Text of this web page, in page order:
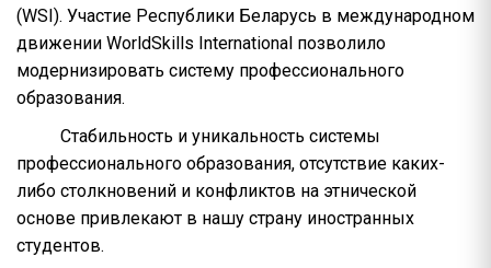
(WSI). Участие Республики Беларусь в международном
движении WorldSkills International позволило
модернизировать систему профессионального
образования.
Стабильность и уникальность системы
профессионального образования, отсутствие каких-
либо столкновений и конфликтов на этнической
основе привлекают в нашу страну иностранных
студентов.